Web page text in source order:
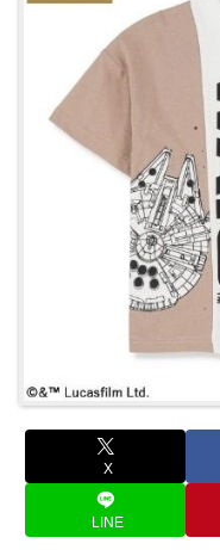
X
LINE